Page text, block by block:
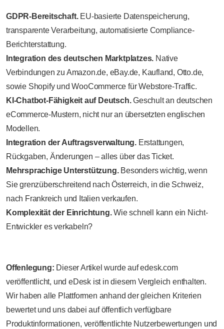
GDPR-Bereitschaft.EU-basierte Datenspeicherung,
transparente Verarbeitung, automatisierte Compliance-
Berichterstattung.
Integration des deutschen Marktplatzes. Native
Verbindungen zu Amazon.de, eBay.de, Kaufland, Otto.de,
sowie Shopify und WooCommerce für Webstore-Traffic.
KI-Chatbot-Fähigkeit auf Deutsch.Geschult an deutschen
eCommerce-Mustern, nicht nur an übersetzten englischen
Modellen.
Integration der Auftragsverwaltung. Erstattungen,
Rückgaben, Änderungen – alles über das Ticket.
Mehrsprachige Unterstützung.Besonders wichtig, wenn
Sie grenzüberschreitend nach Österreich, in die Schweiz,
nach Frankreich und Italien verkaufen.
Komplexität der Einrichtung.Wie schnell kann ein Nicht-
Entwickler es verkabeln?
Offenlegung: Dieser Artikel wurde auf edesk.com
veröffentlicht, und eDesk ist in diesem Vergleich enthalten.
Wir haben alle Plattformen anhand der gleichen Kriterien
bewertet und uns dabei auf öffentlich verfügbare
Produktinformationen, veröffentlichte Nutzerbewertungen und